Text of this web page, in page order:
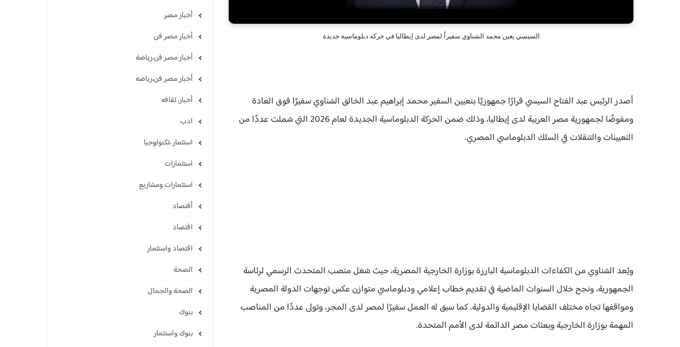
السيسي يعين محمد الشناوي سفيراً لمصر لدى إيطاليا في حركة دبلوماسية جديدة
أصدر الرئيس عبد الفتاح السيسي قرارًا جمهوريًا بتعيين السفير محمد إبراهيم عبد الخالق الشناوي سفيرًا فوق العادة
ومفوضًا لجمهورية مصر العربية لدى إيطاليا، وذلك ضمن الحركة الدبلوماسية الجديدة لعام 2026 التي شملت عددًا من
التعيينات والتنقلات في السلك الدبلوماسي المصري.
ويُعد الشناوي من الكفاءات الدبلوماسية البارزة بوزارة الخارجية المصرية، حيث شغل منصب المتحدث الرسمي لرئاسة
الجمهورية، ونجح خلال السنوات الماضية في تقديم خطاب إعلامي ودبلوماسي متوازن عكس توجهات الدولة المصرية
ومواقفها تجاه مختلف القضايا الإقليمية والدولية. كما سبق له العمل سفيرًا لمصر لدى المجر، وتولى عددًا من المناصب
المهمة بوزارة الخارجية وبعثات مصر الدائمة لدى الأمم المتحدة.
أخبار مصر
أخبار مصر فن
أخبار مصر فن،رياضة
أخبار مصر فن،رياضه
أخبار، ثقافه
ادب
استثمار ،تكنولوجيا
استثمارات
استثمارات ومشاريع
أقتصاد
اقتصاد
اقتصاد واستثمار
الصحة
الصحة والجمال
بنوك
بنوك واستثمار